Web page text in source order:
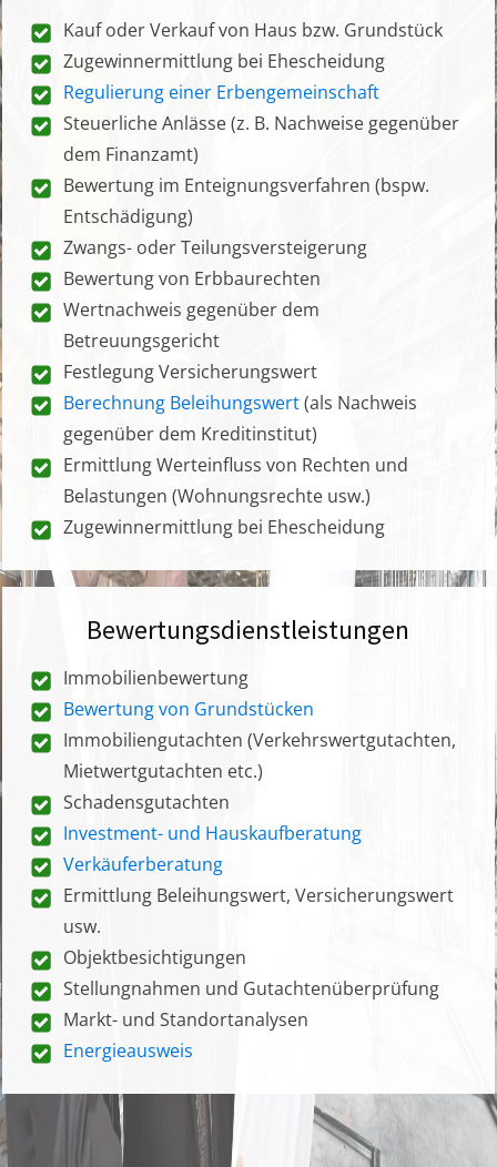
Kauf oder Verkauf von Haus bzw. Grundstück
Zugewinnermittlung bei Ehescheidung
Regulierung einer Erbengemeinschaft
Steuerliche Anlässe (z. B. Nachweise gegenüber
dem Finanzamt)
Bewertung im Enteignungsverfahren (bspw.
Entschädigung)
Zwangs- oder Teilungsversteigerung
Bewertung von Erbbaurechten
Wertnachweis gegenüber dem
Betreuungsgericht
Festlegung Versicherungswert
Berechnung Beleihungswert(als Nachweis
gegenüber dem Kreditinstitut)
Ermittlung Werteinfluss von Rechten und
Belastungen (Wohnungsrechte usw.)
Zugewinnermittlung bei Ehescheidung
Bewertungsdienstleistungen
Immobilienbewertung
Bewertung von Grundstücken
Immobiliengutachten (Verkehrswertgutachten,
Mietwertgutachten etc.)
Schadensgutachten
Investment- und Hauskaufberatung
Verkäuferberatung
Ermittlung Beleihungswert, Versicherungswert
usw.
Objektbesichtigungen
Stellungnahmen und Gutachtenüberprüfung
Markt- und Standortanalysen
Energieausweis